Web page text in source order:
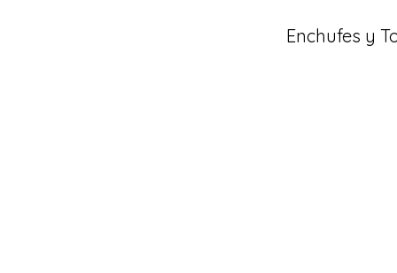
Enchufes y